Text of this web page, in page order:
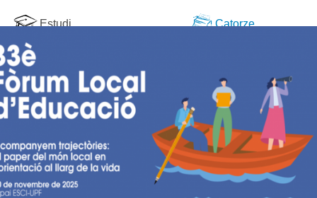
Estudi Catorze